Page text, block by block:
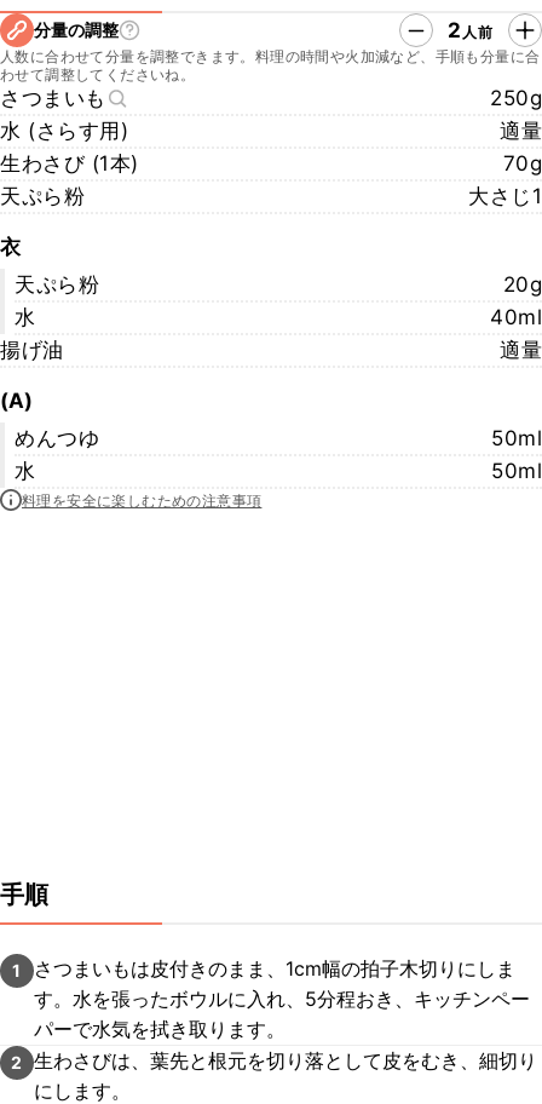
分量の調整 2 人前
人数に合わせて分量を調整できます。料理の時間や火加減など、手順も分量に合
わせて調整してくださいね。
さつまいも
250g
水 (さらす用)
適量
生わさび (1本)
70g
天ぷら粉
大さじ1
衣
天ぷら粉
20g
水
40ml
揚げ油
適量
(A)
めんつゆ
50ml
水
50ml
料理を安全に楽しむための注意事項
手順
1
さつまいもは皮付きのまま、1cm幅の拍子木切りにしま
す。水を張ったボウルに入れ、5分程おき、キッチンペー
パーで水気を拭き取ります。
2
生わさびは、葉先と根元を切り落として皮をむき、細切り
にします。